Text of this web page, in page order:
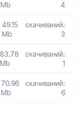
Mb
4
49.15
Mb
скачиваний:
3
83.78
Mb
скачиваний:
1
70.96
Mb
скачиваний:
6